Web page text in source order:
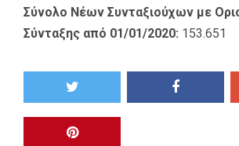
Σύνολο Νέων Συνταξιούχων με
Σύνταξης από 01/01/2020: 153.651